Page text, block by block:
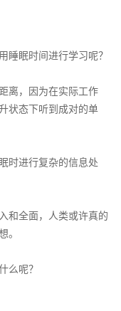
睡眠时间进行学习呢？
离，因为在实际工作
状态下听到成对的单
时进行复杂的信息处
和全面，人类或许真的
。
么呢？